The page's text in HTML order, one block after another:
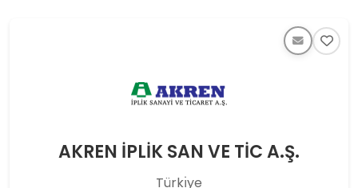
AKREN İPLİK SAN VE TİC A.Ş.
Türkı̇ye